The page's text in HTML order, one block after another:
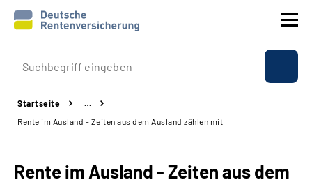
Prävention
Reha
Startseite
…
Rente im Ausland - Zeiten aus dem Ausland zählen mit
Rente im Ausland - Zeiten aus dem